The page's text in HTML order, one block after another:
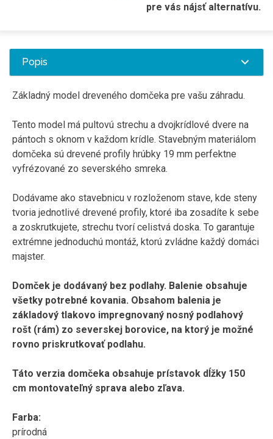
pre vás nájsť alternatívu.
Popis
Základný model dreveného domčeka pre vašu záhradu.
Tento model má pultovú strechu a dvojkrídlové dvere na
pántoch s oknom v každom krídle. Stavebným materiálom
domčeka sú drevené profily hrúbky 19 mm perfektne
vyfrézované zo severského smreka.
Dodávame ako stavebnicu v rozloženom stave, kde steny
tvoria jednotlivé drevené profily, ktoré iba zosadíte k sebe
a zoskrutkujete, strechu tvorí celistvá doska. To garantuje
extrémne jednoduchú montáž, ktorú zvládne každý domáci
majster.
Domček je dodávaný bez podlahy. Balenie obsahuje
všetky potrebné kovania. Obsahom balenia je
základový tlakovo impregnovaný nosný podlahový
rošt (rám) zo severskej borovice, na ktorý je možné
rovno priskrutkovať podlahu.
Táto verzia domčeka obsahuje prístavok dĺžky 150
cm montovateľný sprava alebo zľava.
Farba:
prírodná